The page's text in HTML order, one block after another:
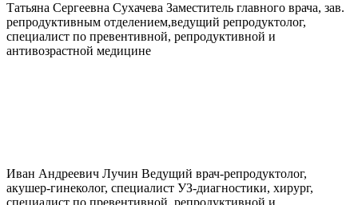
Татьяна Сергеевна Сухачева Заместитель главного врача, зав.
репродуктивным отделением,ведущий репродуктолог,
специалист по превентивной, репродуктивной и
антивозрастной медицине
Иван Андреевич Лучин Ведущий врач-репродуктолог,
акушер-гинеколог, специалист УЗ-диагностики, хирург,